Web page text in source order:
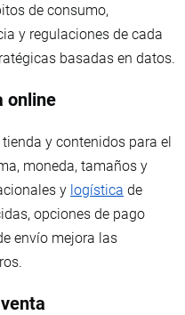
de consumo,
y regulaciones de cada
basadas en datos.
online
y contenidos para el
moneda, tamaños y
y logística de
opciones de pago
envío mejora las